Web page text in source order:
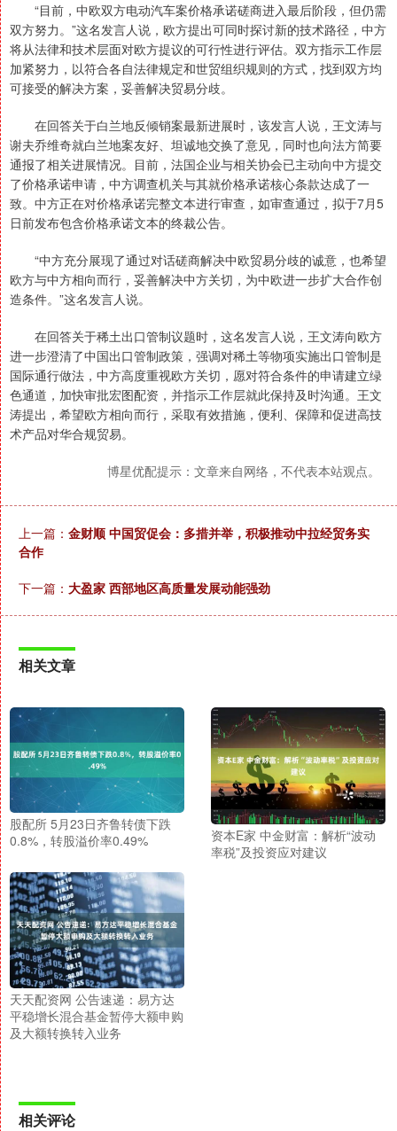
“目前，中欧双方电动汽车案价格承诺磋商进入最后阶段，但仍需
双方努力。”这名发言人说，欧方提出可同时探讨新的技术路径，中方
将从法律和技术层面对欧方提议的可行性进行评估。双方指示工作层
加紧努力，以符合各自法律规定和世贸组织规则的方式，找到双方均
可接受的解决方案，妥善解决贸易分歧。
在回答关于白兰地反倾销案最新进展时，该发言人说，王文涛与
谢夫乔维奇就白兰地案友好、坦诚地交换了意见，同时也向法方简要
通报了相关进展情况。目前，法国企业与相关协会已主动向中方提交
了价格承诺申请，中方调查机关与其就价格承诺核心条款达成了一
致。中方正在对价格承诺完整文本进行审查，如审查通过，拟于7月5
日前发布包含价格承诺文本的终裁公告。
“中方充分展现了通过对话磋商解决中欧贸易分歧的诚意，也希望
欧方与中方相向而行，妥善解决中方关切，为中欧进一步扩大合作创
造条件。”这名发言人说。
在回答关于稀土出口管制议题时，这名发言人说，王文涛向欧方
进一步澄清了中国出口管制政策，强调对稀土等物项实施出口管制是
国际通行做法，中方高度重视欧方关切，愿对符合条件的申请建立绿
色通道，加快审批宏图配资，并指示工作层就此保持及时沟通。王文
涛提出，希望欧方相向而行，采取有效措施，便利、保障和促进高技
术产品对华合规贸易。
博星优配提示：文章来自网络，不代表本站观点。
上一篇： 金财顺 中国贸促会：多措并举，积极推动中拉经贸务实
合作
下一篇： 大盈家 西部地区高质量发展动能强劲
相关文章
股配所 5月23日齐鲁转债下跌
0.8%，转股溢价率0.49%
资本E家 中金财富：解析“波动
率税”及投资应对建议
天天配资网 公告速递：易方达
平稳增长混合基金暂停大额申购
及大额转换转入业务
相关评论